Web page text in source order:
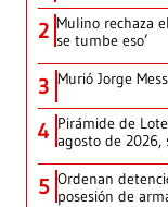
2 Mulino rechaza
se tumbe eso’
3 Murió Jorge
4 Pirámide de
agosto de 2026,
5 Ordenan
posesión de